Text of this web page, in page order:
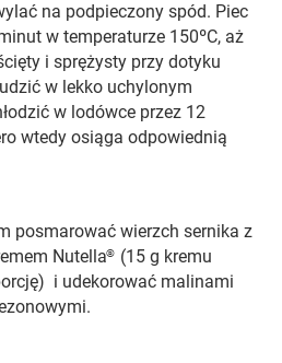
na podpieczony spód. Piec
w temperaturze 150ºC, aż
i sprężysty przy dotyku
w lekko uchylonym
w lodówce przez 12
wtedy osiąga odpowiednią
posmarować wierzch sernika z
Nutella® (15 g kremu
i udekorować malinami